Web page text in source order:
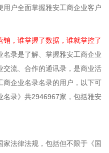
户全面掌握雅安工商企业客户
，谁掌握了数据，谁就掌控了
名录是了解、掌握雅安工商企业
交流、合作的通讯录，是商业活
商企业名录名录的用户，以下可
名录》共2946967家，包括雅安
法律法规，包括但不限于《国